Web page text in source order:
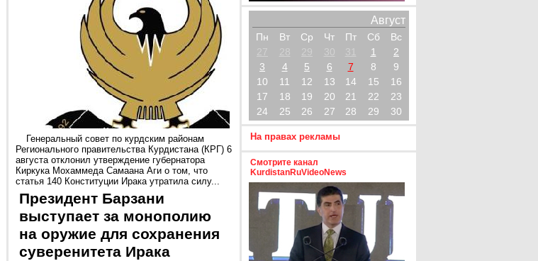
Генеральный совет по курдским районам
Регионального правительства Курдистана (КРГ) 6
августа отклонил утверждение губернатора
Киркука Мохаммеда Самаана Аги о том, что
статья 140 Конституции Ирака утратила силу...
Президент Барзани
выступает за монополию
на оружие для сохранения
суверенитета Ирака
Август
Пн Вт Ср Чт Пт Сб
Вс
27
28 29 30 31 1
2
3
4 5 6 7 8
9
10
11 12 13 14 15
16
17
18 19 20 21 22
23
24
25 26 27 28 29 30
На правах рекламы
Смотрите канал
KurdistanRuVideoNews